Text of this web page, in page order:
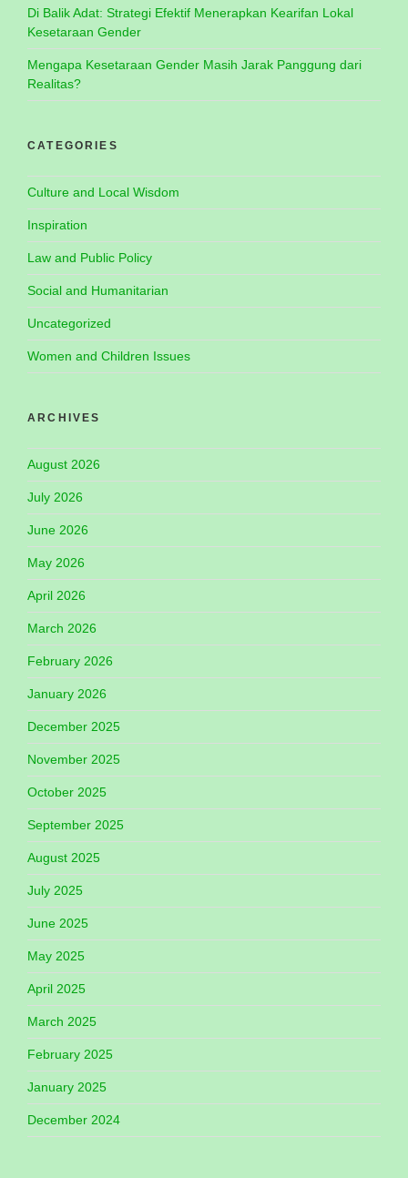
Di Balik Adat: Strategi Efektif Menerapkan Kearifan Lokal
Kesetaraan Gender
Mengapa Kesetaraan Gender Masih Jarak Panggung dari
Realitas?
CATEGORIES
Culture and Local Wisdom
Inspiration
Law and Public Policy
Social and Humanitarian
Uncategorized
Women and Children Issues
ARCHIVES
August 2026
July 2026
June 2026
May 2026
April 2026
March 2026
February 2026
January 2026
December 2025
November 2025
October 2025
September 2025
August 2025
July 2025
June 2025
May 2025
April 2025
March 2025
February 2025
January 2025
December 2024